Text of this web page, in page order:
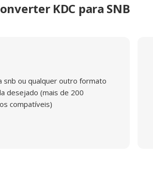
KDC para SNB
snb ou qualquer outro formato
desejado (mais de 200
compatíveis)